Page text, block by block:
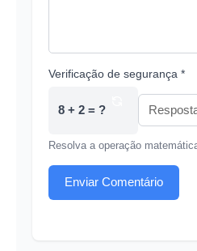
Verificação de segurança *
8 + 2 = ?
Resolva a operação
Enviar Comentário